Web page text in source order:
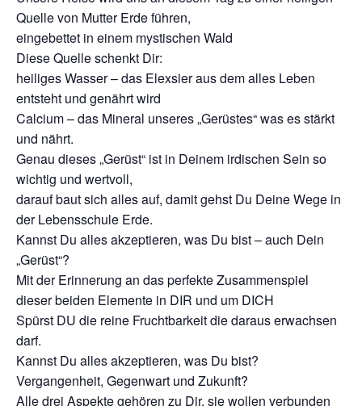
Quelle von Mutter Erde führen,
eingebettet in einem mystischen Wald
Diese Quelle schenkt Dir:
heiliges Wasser – das Elexsier aus dem alles Leben
entsteht und genährt wird
Calcium – das Mineral unseres „Gerüstes“ was es stärkt
und nährt.
Genau dieses „Gerüst“ ist in Deinem irdischen Sein so
wichtig und wertvoll,
darauf baut sich alles auf, damit gehst Du Deine Wege in
der Lebensschule Erde.
Kannst Du alles akzeptieren, was Du bist – auch Dein
„Gerüst“?
Mit der Erinnerung an das perfekte Zusammenspiel
dieser beiden Elemente in DIR und um DICH
Spürst DU die reine Fruchtbarkeit die daraus erwachsen
darf.
Kannst Du alles akzeptieren, was Du bist?
Vergangenheit, Gegenwart und Zukunft?
Alle drei Aspekte gehören zu Dir, sie wollen verbunden